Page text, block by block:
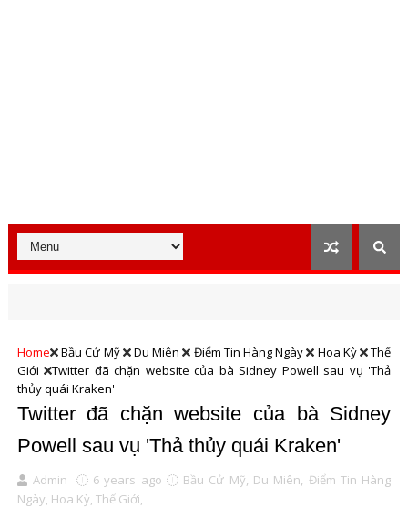
Home Bầu Cử Mỹ Du Miên Điểm Tin Hàng Ngày Hoa Kỳ
Thế
Giới
Twitter đã chặn website của bà Sidney Powell sau vụ 'Thả
thủy quái Kraken'
Twitter đã chặn website của bà Sidney
Powell sau vụ 'Thả thủy quái Kraken'
Admin 6 years ago Bầu Cử Mỹ, Du Miên, Điểm Tin Hàng
Ngày, Hoa Kỳ, Thế Giới,